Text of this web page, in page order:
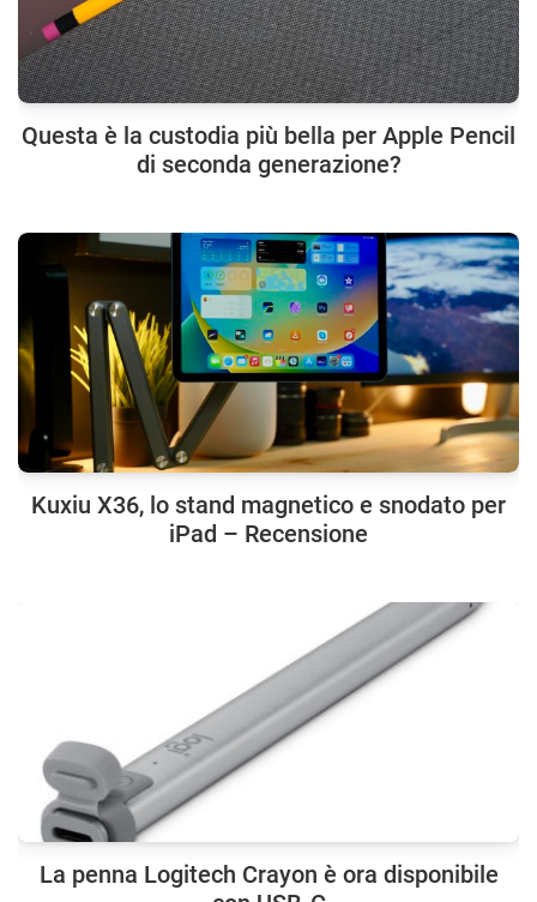
Questa è la custodia più bella per Apple Pencil
di seconda generazione?
Kuxiu X36, lo stand magnetico e snodato per
iPad – Recensione
La penna Logitech Crayon è ora disponibile